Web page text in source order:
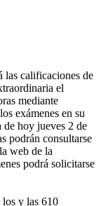
las calificaciones de
el
mediante
exámenes en su
de hoy jueves 2 de
podrán consultarse
web de la
podrá solicitarse
los y las 610